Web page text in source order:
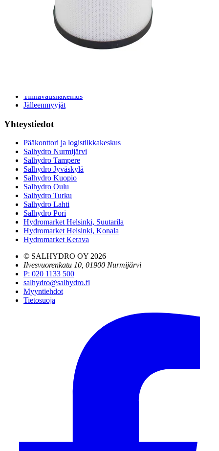
Teollisuusletkuhaku
Suodatinhaku
Magneettikelahaku
Tilinavaushakemus
Jälleenmyyjät
Yhteystiedot
Pääkonttori ja logistiikkakeskus
Salhydro Nurmijärvi
Salhydro Tampere
Salhydro Jyväskylä
Salhydro Kuopio
Salhydro Oulu
Salhydro Turku
Salhydro Lahti
Salhydro Pori
Hydromarket Helsinki, Suutarila
Hydromarket Helsinki, Konala
Hydromarket Kerava
© SALHYDRO OY 2026
Ilvesvuorenkatu 10, 01900 Nurmijärvi
P: 020 1133 500
salhydro@salhydro.fi
Myyntiehdot
Tietosuoja